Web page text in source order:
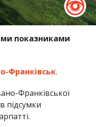
показниками
Франківськ.
Франківської
підсумки